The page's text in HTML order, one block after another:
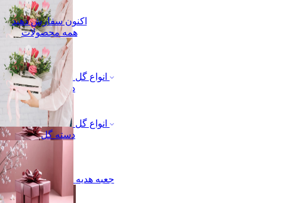
انواع گل
دسته گل
جعبه هدیه
اکنون سفارش دهید
همه محصولات
انواع گل
دسته گل